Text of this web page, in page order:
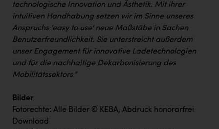
technologische Innovation und Ästhetik. Mit ihrer
intuitiven Handhabung setzen wir im Sinne unseres
Anspruchs 'easy to use' neue Maßstäbe in Sachen
Benutzerfreundlichkeit. Sie unterstreicht außerdem
unser Engagement für innovative Ladetechnologien
und für die nachhaltige Dekarbonisierung des
Mobilitätssektors.“
Bilder
Fotorechte: Alle Bilder © KEBA, Abdruck honorarfrei
Download